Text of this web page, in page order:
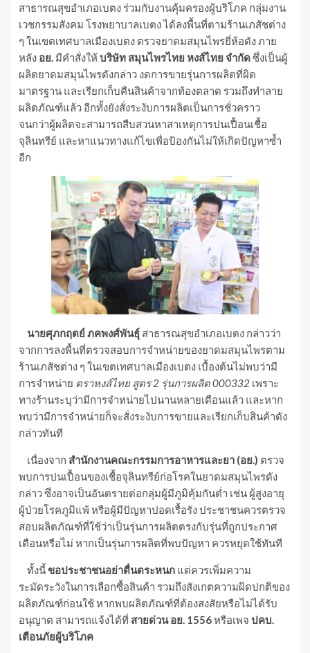
สาธารณสุขอำเภอเบตง ร่วมกับงานคุ้มครองผู้บริโภค กลุ่มงาน
เวชกรรมสังคม โรงพยาบาลเบตง ได้ลงพื้นที่ตามร้านเภสัชต่าง
ๆ ในเขตเทศบาลเมืองเบตง ตรวจยาดมสมุนไพรยี่ห้อดัง ภาย
หลัง อย. มีคำสั่งให้บริษัท สมุนไพรไทย หงส์ไทย จำกัดซึ่งเป็นผู้
ผลิตยาดมสมุนไพรดังกล่าว งดการขายรุ่นการผลิตที่ผิด
มาตรฐาน และเรียกเก็บคืนสินค้าจากท้องตลาด รวมถึงทำลาย
ผลิตภัณฑ์แล้ว อีกทั้งยังสั่งระงับการผลิตเป็นการชั่วคราว
จนกว่าผู้ผลิตจะสามารถสืบสวนหาสาเหตุการปนเปื้อนเชื้อ
จุลินทรีย์ และหาแนวทางแก้ไขเพื่อป้องกันไม่ให้เกิดปัญหาซ้ำ
อีก
นายศุภกฤตย์ ภคพงศ์พันธุ์ สาธารณสุขอำเภอเบตง กล่าวว่า
จากการลงพื้นที่ตรวจสอบการจำหน่ายของยาดมสมุนไพรตาม
ร้านเภสัชต่าง ๆ ในเขตเทศบาลเมืองเบตง เบื้องต้นไม่พบว่ามี
การจำหน่าย ตราหงส์ไทย สูตร 2 รุ่นการผลิต 000332 เพราะ
ทางร้านระบุว่ามีการจำหน่ายไปนานหลายเดือนแล้ว และหาก
พบว่ามีการจำหน่ายก็จะสั่งระงับการขายและเรียกเก็บสินค้าดัง
กล่าวทันที
เนื่องจาก สำนักงานคณะกรรมการอาหารและยา (อย.) ตรวจ
พบการปนเปื้อนของเชื้อจุลินทรีย์ก่อโรคในยาดมสมุนไพรดัง
กล่าว ซึ่งอาจเป็นอันตรายต่อกลุ่มผู้มีภูมิคุ้มกันต่ำ เช่น ผู้สูงอายุ
ผู้ป่วยโรคภูมิแพ้ หรือผู้มีปัญหาปอดเรื้อรัง ประชาชนควรตรวจ
สอบผลิตภัณฑ์ที่ใช้ว่าเป็นรุ่นการผลิตตรงกับรุ่นที่ถูกประกาศ
เตือนหรือไม่ หากเป็นรุ่นการผลิตที่พบปัญหา ควรหยุดใช้ทันที
ทั้งนี้ขอประชาชนอย่าตื่นตระหนก แต่ควรเพิ่มความ
ระมัดระวังในการเลือกซื้อสินค้า รวมถึงสังเกตความผิดปกติของ
ผลิตภัณฑ์ก่อนใช้ หากพบผลิตภัณฑ์ที่ต้องสงสัยหรือไม่ได้รับ
อนุญาต สามารถแจ้งได้ที่ สายด่วน อย. 1556หรือเพจ ปคบ.
เตือนภัยผู้บริโภค